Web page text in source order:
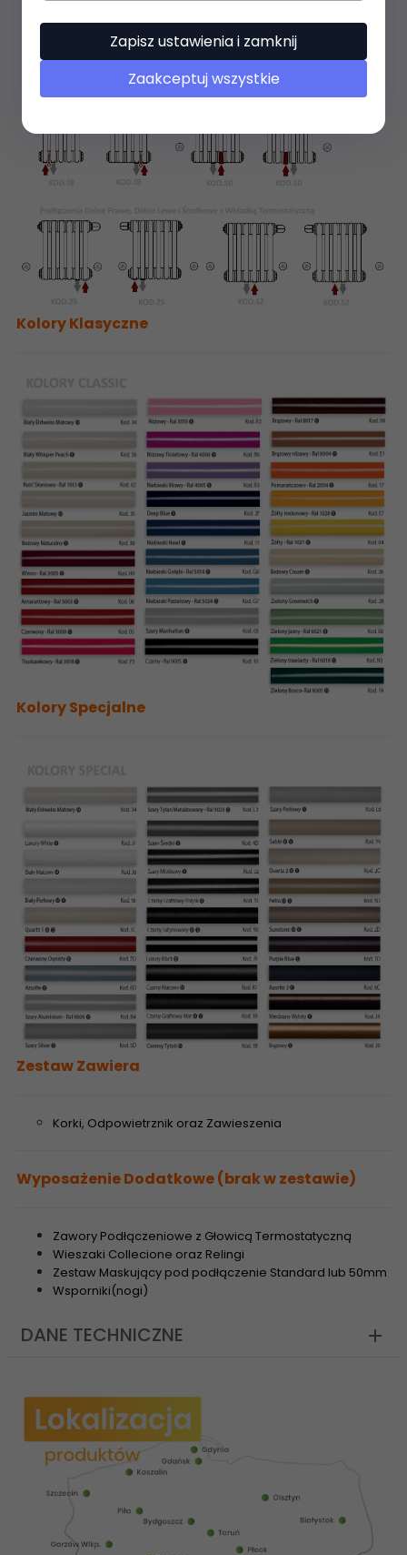
Kolory Klasyczne
Kolory Specjalne
Zestaw Zawiera
Korki, Odpowietrznik oraz Zawieszenia
Wyposażenie Dodatkowe (brak w zestawie)
Zawory Podłączeniowe z Głowicą Termostatyczną
Wieszaki Collecione oraz Relingi
Zestaw Maskujący pod podłączenie Standard lub 50mm
Wsporniki(nogi)
DANE TECHNICZNE
Zapisz ustawienia i zamknij
Zaakceptuj wszystkie